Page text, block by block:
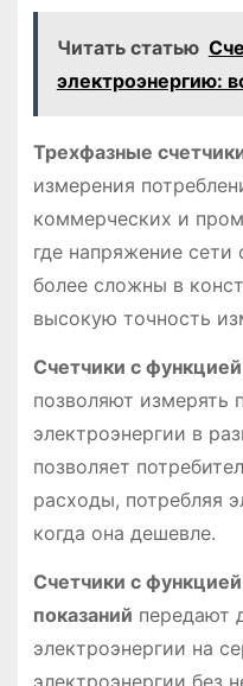
Читать статью
электроэнергию:
Трехфазные
измерения
коммерческих и
где напряжение сети
более сложны в
высокую точность
Счетчики с
позволяют измерять
электроэнергии в
позволяет
расходы, потребляя
когда она дешевле.
Счетчики с
показаний передают
электроэнергии на
электроэнергии без